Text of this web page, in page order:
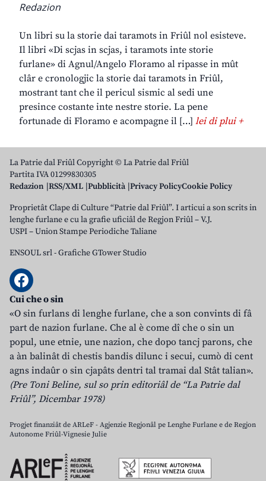
Redazion
Un libri su la storie dai taramots in Friûl nol esisteve.
Il libri «Di scjas in scjas, i taramots inte storie
furlane» di Agnul/Angelo Floramo al ripasse in mût
clâr e cronologjic la storie dai taramots in Friûl,
mostrant tant che il pericul sismic al sedi une
presince costante inte nestre storie. La pene
fortunade di Floramo e acompagne il […] lei di plui +
La Patrie dal Friûl Copyright © La Patrie dal Friûl
Partita IVA 01299830305
Redazion RSS/XML Pubblicità Privacy PolicyCookie Policy
Proprietât Clape di Culture “Patrie dal Friûl”. I articui a son scrits in
lenghe furlane e cu la grafie uficiâl de Regjon Friûl – V.J.
USPI – Union Stampe Periodiche Taliane
ENSOUL srl-Grafiche GTower Studio
Cui che o sin
«O sin furlans di lenghe furlane, che a son convints di fâ
part de nazion furlane. Che al è come dî che o sin un
popul, une etnie, une nazion, che dopo tancj parons, che
a àn balinât di chestis bandis dilunc i secui, cumò di cent
agns indaûr o sin cjapâts dentri tal tramai dal Stât talian».
(Pre Toni Beline, sul so prin editoriâl de “La Patrie dal
Friûl”, Dicembar 1978)
Progjet finanziât de ARLeF - Agjenzie Regjonâl pe Lenghe Furlane e de Regjon
Autonome Friûl-Vignesie Julie